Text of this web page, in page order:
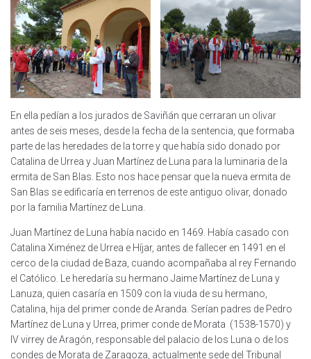
En ella pedían a los jurados de Saviñán que cerraran un olivar
antes de seis meses, desde la fecha de la sentencia, que formaba
parte de las heredades de la torre y que había sido donado por
Catalina de Urrea y Juan Martínez de Luna para la luminaria de la
ermita de San Blas. Esto nos hace pensar que la nueva ermita de
San Blas se edificaría en terrenos de este antiguo olivar, donado
por la familia Martínez de Luna.
Juan Martínez de Luna había nacido en 1469. Había casado con
Catalina Ximénez de Urrea e Híjar, antes de fallecer en 1491 en el
cerco de la ciudad de Baza, cuando acompañaba al rey Fernando
el Católico. Le heredaría su hermano Jaime Martínez de Luna y
Lanuza, quien casaría en 1509 con la viuda de su hermano,
Catalina, hija del primer conde de Aranda. Serían padres de Pedro
Martínez de Luna y Urrea, primer conde de Morata (1538-1570) y
IV virrey de Aragón, responsable del palacio de los Luna o de los
condes de Morata de Zaragoza, actualmente sede del Tribunal